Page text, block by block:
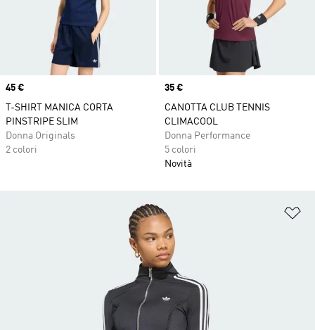
Price
45 €
T-SHIRT MANICA CORTA
PINSTRIPE SLIM
Donna Originals
2 colori
Price
35 €
CANOTTA CLUB TENNIS
CLIMACOOL
Donna Performance
5 colori
Novità